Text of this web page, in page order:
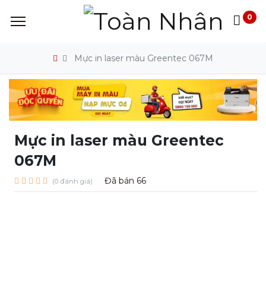
0
Mực in laser màu Greentec 067M
Mực in laser màu Greentec
067M
(0 đánh giá) Đã bán 66